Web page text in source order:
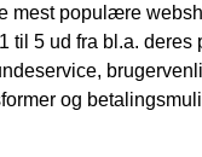
mest populære
til 5 ud fra bl.a. deres
og